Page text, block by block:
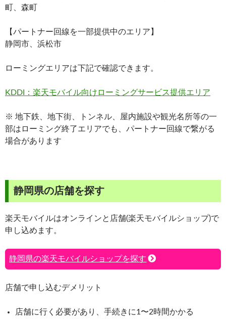
町、森町
【パートナー回線を一部提供中のエリア】
静岡市、浜松市
ローミングエリアは下記で確認できます。
KDDI：楽天モバイル向けローミングサービス提供エリア
※ 地下鉄、地下街、トンネル、屋内施設や観光名所等の一
部はローミング終了エリアでも、パートナー回線で繋がる
場合があります
静岡県の店舗を探す
楽天モバイルはオンラインと店舗(楽天モバイルショップ)で
申し込めます。
静岡県の楽天モバイルショップを探す
店舗で申し込むデメリット
店舗に行く必要があり、手続きに1〜2時間かかる